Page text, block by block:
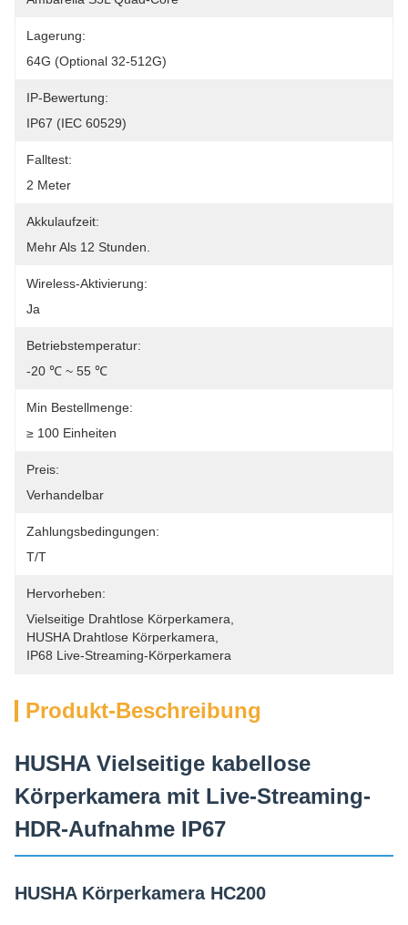
Lagerung:
64G (optional 32-512G)
IP-Bewertung:
IP67 (IEC 60529)
Falltest:
2 Meter
Akkulaufzeit:
Mehr Als 12 Stunden.
Wireless-Aktivierung:
Ja
Betriebstemperatur:
-20 ℃ ~ 55 ℃
Min Bestellmenge:
≥ 100 Einheiten
Preis:
Verhandelbar
Zahlungsbedingungen:
T/T
Hervorheben:
Vielseitige Drahtlose Körperkamera
HUSHA Drahtlose Körperkamera
IP68 Live-Streaming-Körperkamera
Produkt-Beschreibung
HUSHA Vielseitige kabellose
Körperkamera mit Live-Streaming-
HDR-Aufnahme IP67
HUSHA Körperkamera HC200